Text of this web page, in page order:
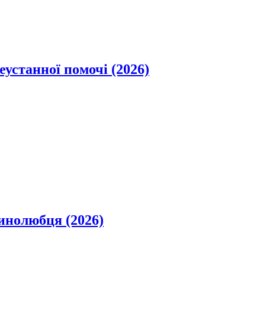
помочі (2026)
(2026)